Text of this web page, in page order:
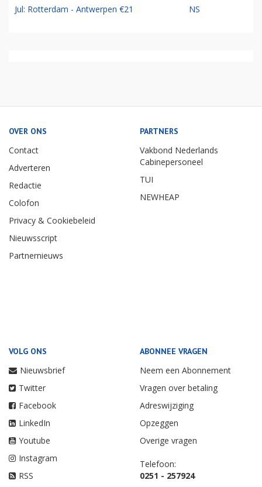
Jul: Rotterdam - Antwerpen €21 NS
OVER ONS
Contact
Adverteren
Redactie
Colofon
Privacy & Cookiebeleid
Nieuwsscript
Partnernieuws
PARTNERS
Vakbond Nederlands
Cabinepersoneel
TUI
NEWHEAP
VOLG ONS
Nieuwsbrief
Twitter
Facebook
LinkedIn
Youtube
Instagram
RSS
ABONNEE VRAGEN
Neem een Abonnement
Vragen over betaling
Adreswijziging
Opzeggen
Overige vragen
Telefoon:
0251 - 257924